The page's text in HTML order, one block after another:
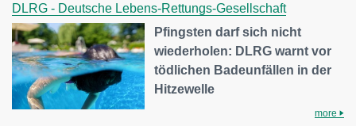
DLRG - Deutsche Lebens-Rettungs-Gesellschaft
Pfingsten darf sich nicht
wiederholen: DLRG warnt vor
tödlichen Badeunfällen in der
Hitzewelle
more